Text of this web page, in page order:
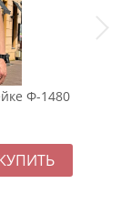
Ф-1480